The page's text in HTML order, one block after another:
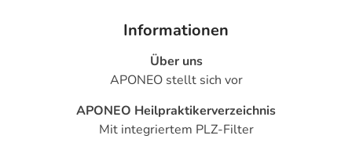
Informationen
Über uns
APONEO stellt sich vor
APONEO Heilpraktikerverzeichnis
Mit integriertem PLZ-Filter